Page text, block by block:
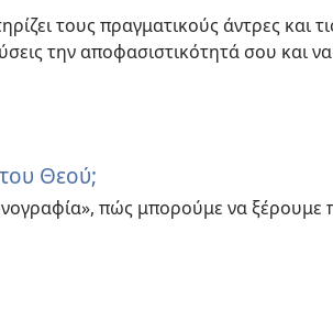
τους πραγματικούς άντρες και
την αποφασιστικότητά σου και
Θεού;
πώς μπορούμε να ξέρουμε